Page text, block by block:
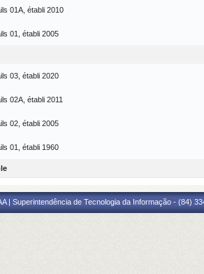
01A, établi 2010
01, établi 2005
03, établi 2020
02A, établi 2011
02, établi 2005
01, établi 1960
| Superintendência de Tecnologia da Informação - (84)